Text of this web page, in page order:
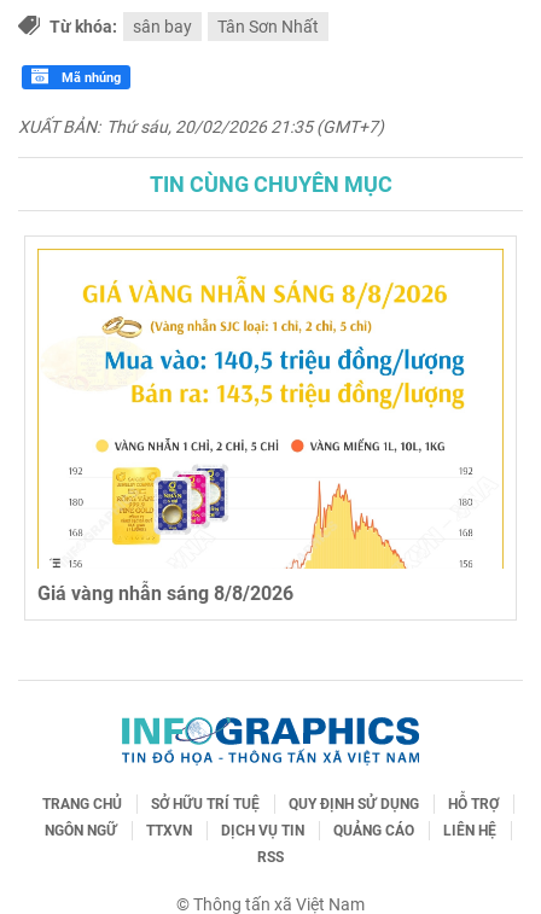
Từ khóa: sân bay Tân Sơn Nhất
Mã nhúng
XUẤT BẢN: Thứ sáu, 20/02/2026 21:35 (GMT+7)
TIN CÙNG CHUYÊN MỤC
Giá vàng nhẫn sáng 8/8/2026
TRANG CHỦ SỞ HỮU TRÍ TUỆ QUY ĐỊNH SỬ DỤNG
HỖ TRỢ
NGÔN NGỮ
TTXVN DỊCH VỤ TIN QUẢNG CÁO
LIÊN HỆ
RSS
© Thông tấn xã Việt Nam